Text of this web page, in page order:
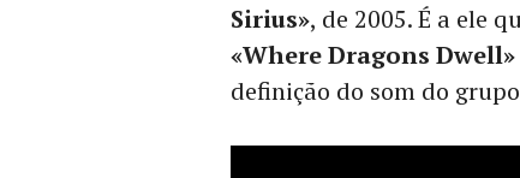
Sirius», de 2005. É a ele
«Where Dragons Dwell»
definição do som do